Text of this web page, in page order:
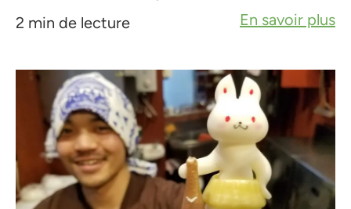
2 min de lecture
En savoir plus